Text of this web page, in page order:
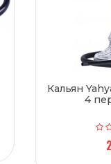
Кальян
4